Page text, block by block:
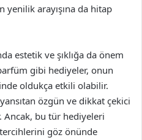
yenilik arayışına da hitap
estetik ve şıklığa da önem
gibi hediyeler, onun
oldukça etkili olabilir.
özgün ve dikkat çekici
Ancak, bu tür hediyeleri
göz önünde